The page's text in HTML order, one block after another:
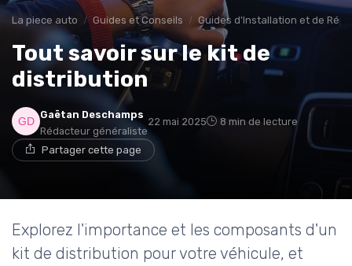
La piece auto Guides et Conseils Guides d'Installation et de
Tout savoir sur le kit de
distribution
Gaëtan Deschamps
Rédacteur généraliste
22 mai 2025 8 min de lecture
Partager cette page
Explorez l'importance et les composants d'un
kit de distribution pour votre véhicule, et